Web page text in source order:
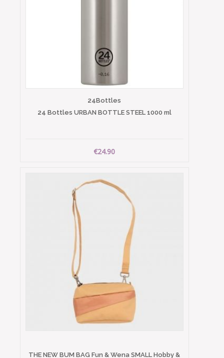
24Bottles
24 Bottles URBAN BOTTLE STEEL 1000 ml
€24.90
THE NEW BUM BAG Fun & Wena SMALL Hobby &